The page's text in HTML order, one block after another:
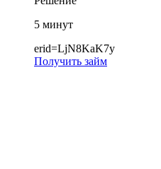
5 минут
erid=LjN8KaK7y
Получить займ